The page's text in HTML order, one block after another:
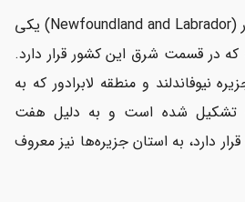
استان نیوفاندلند و لابرادور (Newfoundland and Labrador) یکی
که در قسمت شرق این کشور قرار دارد.
نیوفاندلند و منطقه لابرادور که به
تشکیل شده است و به دلیل هفت
دارد، به استان جزیره‌ها نیز معروف